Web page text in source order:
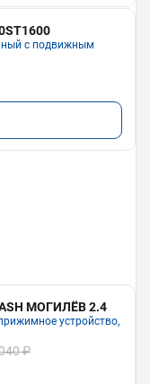
с подвижным
МОГИЛЁВ 2.4
устройство,
₽